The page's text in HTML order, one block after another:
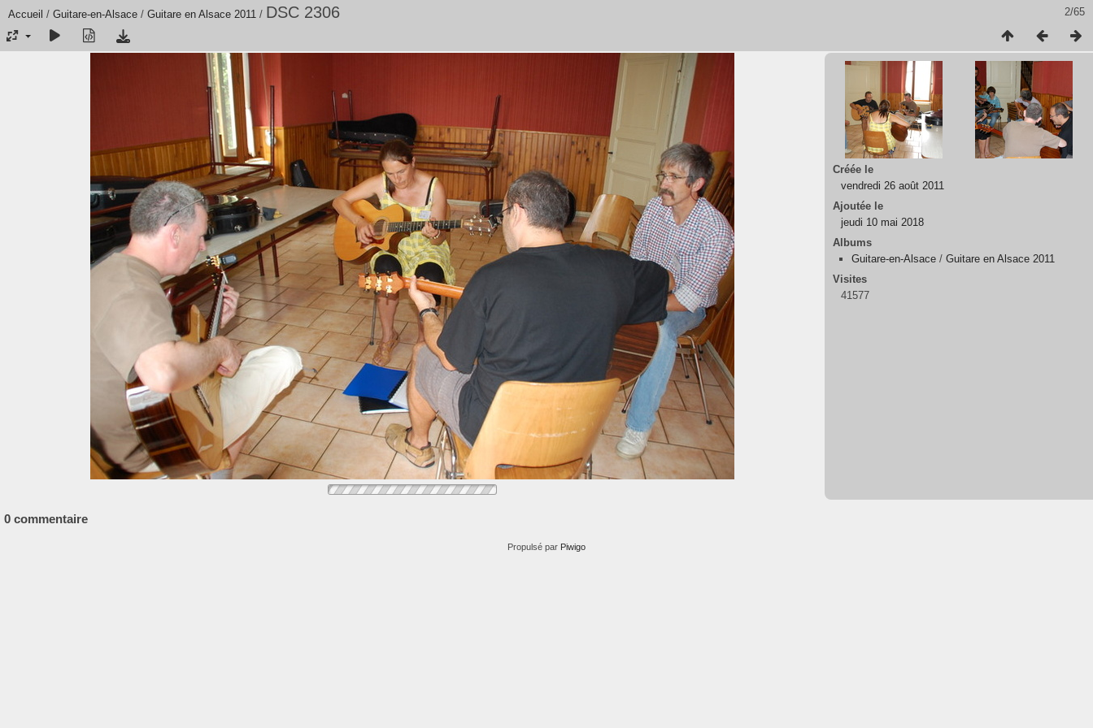
2/65
Accueil / Guitare-en-Alsace / Guitare en Alsace 2011 / DSC 2306
Créée le
vendredi 26 août 2011
Ajoutée le
jeudi 10 mai 2018
Albums
Guitare-en-Alsace / Guitare en Alsace 2011
Visites
41577
0 commentaire
Propulsé par Piwigo